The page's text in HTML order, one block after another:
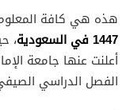
هذه هي كافة
1447 في السعودية
،
أعلنت عنها جامعة
الفصل الدراسي